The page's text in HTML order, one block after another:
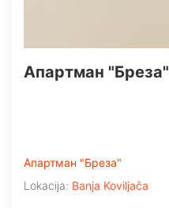
Апартман "Бреза"
Апартман "Бреза"
Lokacija: Banja Koviljača